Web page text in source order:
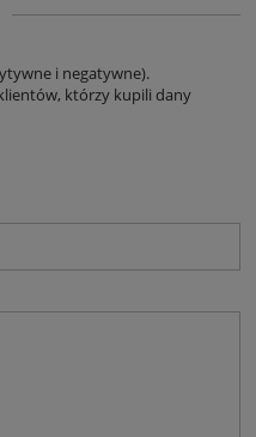
i negatywne).
którzy kupili dany